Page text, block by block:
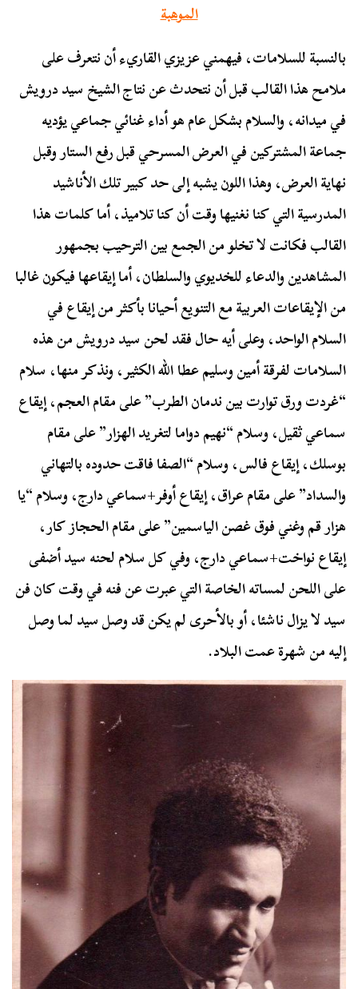
الموهبة
بالنسبة للسلامات، فيهمني عزيزي القاريء أن نتعرف على
ملامح هذا القالب قبل أن نتحدث عن نتاج الشيخ سيد درويش
في ميدانه، والسلام بشكل عام هو أداء غنائي جماعي يؤديه
جماعة المشتركين في العرض المسرحي قبل رفع الستار وقبل
نهاية العرض، وهذا اللون يشبه إلى حد كبير تلك الأناشيد
المدرسية التي كنا نغنيها وقت أن كنا تلاميذ، أما كلمات هذا
القالب فكانت لا تخلو من الجمع بين الترحيب بجمهور
المشاهدين والدعاء للخديوي والسلطان، أما إيقاعها فيكون غالبا
من الإيقاعات العربية مع التنويع أحيانا بأكثر من إيقاع في
السلام الواحد، وعلى أيه حال فقد لحن سيد درويش من هذه
السلامات لفرقة أمين وسليم عطا الله الكثير، ونذكر منها، سلام
“غردت ورق توارت بين ندمان الطرب” على مقام العجم، إيقاع
سماعي ثقيل، وسلام “نهيم دواما لتغريد الهزار” على مقام
بوسلك، إيقاع فالس، وسلام “الصفا فاقت حدوده بالتهاني
والسداد” على مقام عراق، إيقاع أوفر+سماعي دارج، وسلام “يا
هزار قم وغني فوق غصن الياسمين” على مقام الحجاز كار،
إيقاع نواخت+سماعي دارج، وفي كل سلام لحنه سيد أضفى
على اللحن لمساته الخاصة التي عبرت عن فنه في وقت كان فن
سيد لا يزال ناشئا، أو بالأحرى لم يكن قد وصل سيد لما وصل
إليه من شهرة عمت البلاد.